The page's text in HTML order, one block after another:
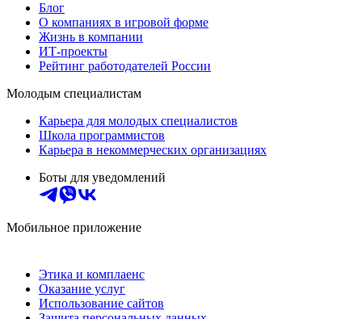
Блог
О компаниях в игровой форме
Жизнь в компании
ИТ-проекты
Рейтинг работодателей России
Молодым специалистам
Карьера для молодых специалистов
Школа программистов
Карьера в некоммерческих организациях
Боты для уведомлений
Мобильное приложение
Этика и комплаенс
Оказание услуг
Использование сайтов